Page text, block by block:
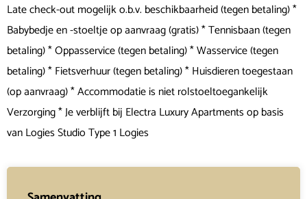
Late check-out mogelijk o.b.v. beschikbaarheid (tegen betaling) *
Babybedje en -stoeltje op aanvraag (gratis) * Tennisbaan (tegen
betaling) * Oppasservice (tegen betaling) * Wasservice (tegen
betaling) * Fietsverhuur (tegen betaling) * Huisdieren toegestaan
(op aanvraag) * Accommodatie is niet rolstoeltoegankelijk
Verzorging * Je verblijft bij Electra Luxury Apartments op basis
van Logies Studio Type 1 Logies